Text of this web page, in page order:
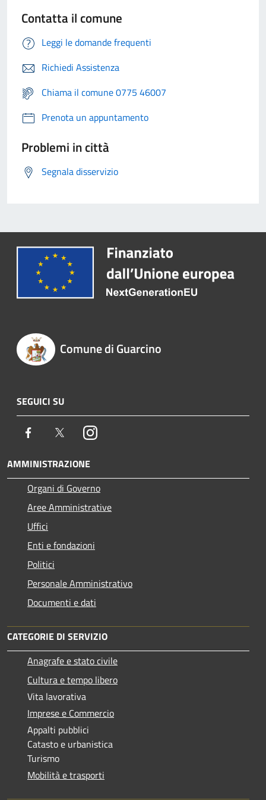
Contatta il comune
Leggi le domande frequenti
Richiedi Assistenza
Chiama il comune 0775 46007
Prenota un appuntamento
Problemi in città
Segnala disservizio
Comune di Guarcino
SEGUICI SU
Facebook TwitterInstagram
AMMINISTRAZIONE
Organi di Governo
Aree Amministrative
Uffici
Enti e fondazioni
Politici
Personale Amministrativo
Documenti e dati
CATEGORIE DI SERVIZIO
Anagrafe e stato civile
Cultura e tempo libero
Vita lavorativa
Imprese e Commercio
Appalti pubblici
Catasto e urbanistica
Turismo
Mobilità e trasporti